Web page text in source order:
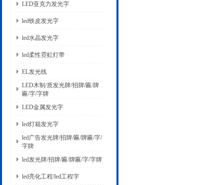
LED亚克力发光字
led铁皮发光字
led水晶发光字
led柔性霓虹灯带
EL发光线
LED木制/质发光牌/招牌/匾/牌
匾/字/字牌
LED金属发光字
led灯箱发光字
led广告发光牌/招牌/匾/牌匾/字/
字牌
led发光牌/招牌/匾/牌匾/字/字牌
led亮化工程/led工程字